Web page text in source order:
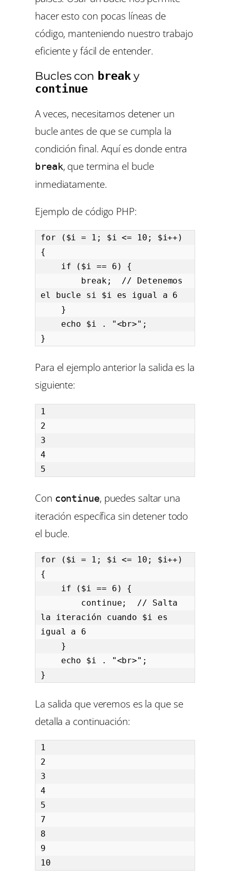
hacer esto con pocas líneas de
código, manteniendo nuestro trabajo
eficiente y fácil de entender.
Bucles con breaky
continue
A veces, necesitamos detener un
bucle antes de que se cumpla la
condición final. Aquí es donde entra
break, que termina el bucle
inmediatamente.
Ejemplo de código PHP:
for ($i = 1; $i <= 10; $i++)
{
el bucle si $i es igual a 6
}
Para el ejemplo anterior la salida es la
siguiente:
1
2
3
4
5
Con continue, puedes saltar una
iteración específica sin detener todo
el bucle.
for ($i = 1; $i <= 10; $i++)
{
la iteración cuando $i es
igual a 6
}
La salida que veremos es la que se
detalla a continuación:
1
2
3
4
5
7
8
9
10